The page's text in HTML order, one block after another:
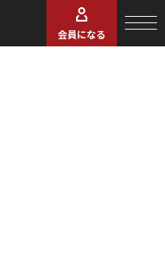
会員になる